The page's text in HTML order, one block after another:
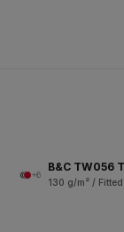
+6
B&C TW056
130 g/m² / Fitted